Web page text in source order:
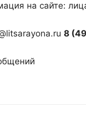
на сайте:
8